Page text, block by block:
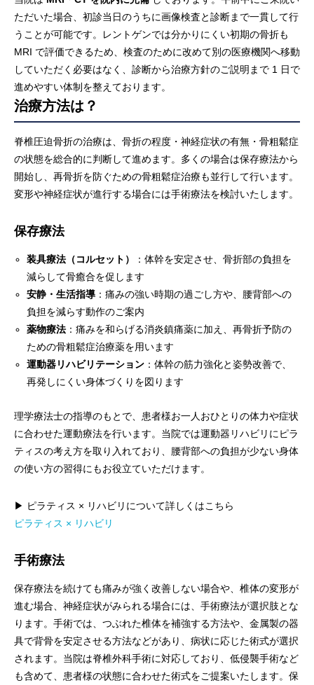
ただいた場合、初診当日のうちに画像検査と診断まで一貫して行
うことが可能です。レントゲンでは分かりにくい初期の骨折も
MRI で評価できるため、検査のために改めて別の医療機関へ移動
していただく必要はなく、診断から治療方針のご説明まで 1 日で
進めやすい体制を整えております。
治療方法は？
脊椎圧迫骨折の治療は、骨折の程度・神経症状の有無・骨粗鬆症
の状態を総合的に判断して進めます。多くの場合は保存療法から
開始し、再骨折を防ぐための骨粗鬆症治療も並行して行います。
変形や神経症状が進行する場合には手術療法を検討いたします。
保存療法
装具療法（コルセット）
：体幹を安定させ、骨折部の負担を
減らして骨癒合を促します
安静・生活指導 ：痛みの強い時期の過ごし方や、腰背部への
負担を減らす動作のご案内
薬物療法 ：痛みを和らげる消炎鎮痛薬に加え、再骨折予防の
ための骨粗鬆症治療薬を用います
運動器リハビリテーション ：体幹の筋力強化と姿勢改善で、
再発しにくい身体づくりを図ります
理学療法士の指導のもとで、患者様お一人おひとりの体力や症状
に合わせた運動療法を行います。当院では運動器リハビリにピラ
ティスの考え方を取り入れており、腰背部への負担が少ない身体
の使い方の習得にもお役立ていただけます。
▶ ピラティス × リハビリについて詳しくはこちら
ピラティス × リハビリ
手術療法
保存療法を続けても痛みが強く改善しない場合や、椎体の変形が
進む場合、神経症状がみられる場合には、手術療法が選択肢とな
ります。手術では、つぶれた椎体を補強する方法や、金属製の器
具で背骨を安定させる方法などがあり、病状に応じた術式が選択
されます。当院は脊椎外科手術に対応しており、低侵襲手術など
も含めて、患者様の状態に合わせた術式をご提案いたします。保